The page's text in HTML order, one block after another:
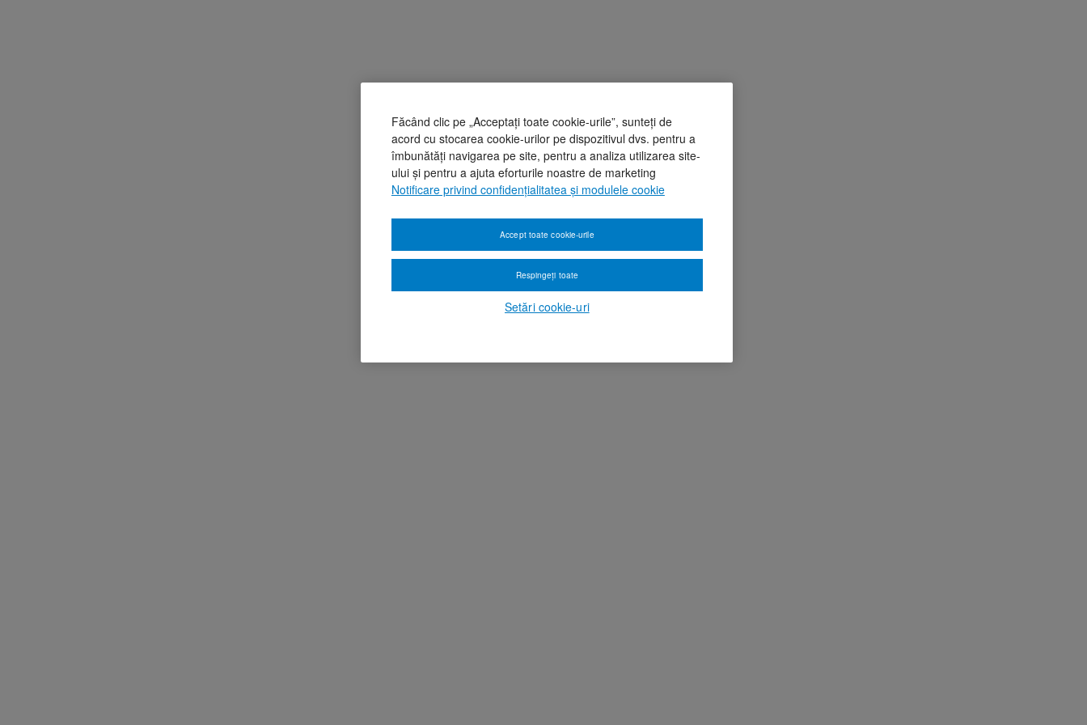
Făcând clic pe „Acceptați toate cookie-urile”, sunteți de
acord cu stocarea cookie-urilor pe dispozitivul dvs. pentru a
îmbunătăți navigarea pe site, pentru a analiza utilizarea site-
ului și pentru a ajuta eforturile noastre de marketing
Notificare privind confidențialitatea și modulele cookie
Setări cookie-uri
Respingeți toate
Accept toate cookie-urile